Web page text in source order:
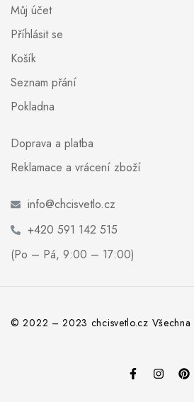
Můj účet
Příhlásit se
Košík
Seznam přání
Pokladna
Doprava a platba
Reklamace a vrácení zboží
info@chcisvetlo.cz
+420 591 142 515
(Po – Pá, 9:00 – 17:00)
© 2022 – 2023 chcisvetlo.cz Všechna